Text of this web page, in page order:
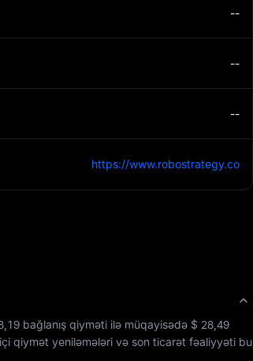
--
--
--
https://www.robostrategy.co
bağlanış qiyməti ilə müqayisədə $ 28,49
qiymət yeniləmələri və son ticarət fəaliyyəti bu